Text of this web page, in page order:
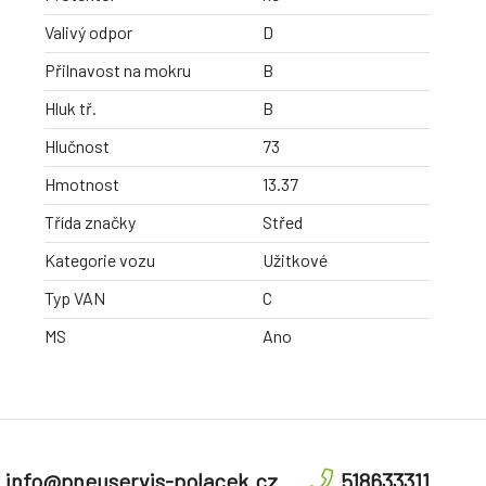
Valivý odpor
D
Přilnavost na mokru
B
Hluk tř.
B
Hlučnost
73
Hmotnost
13.37
Třída značky
Střed
Kategorie vozu
Užitkové
Typ VAN
C
MS
Ano